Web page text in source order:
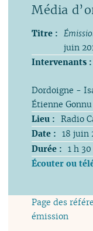
Titre :
juin
Intervenants :
Dordoigne -
Étienne
Lieu : Radio
Date : 18 juin
Durée : 1 h
Écouter ou
Page des
émission